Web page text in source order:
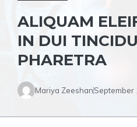
ALIQUAM
IN DUI
PHARETRA
Mariya ZeeshanSeptember